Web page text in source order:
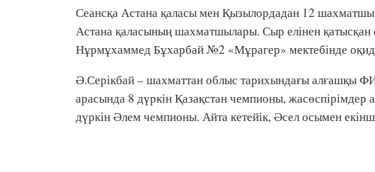
Сеансқа Астана қаласы мен Қызылордадан 12
Астана қаласының шахматшылары. Сыр елінен
Нұрмұхаммед Бұхарбай №2 «Мұрагер» мектебінде
Ә.Серікбай – шахматтан облыс тарихындағы алғашқы
арасында 8 дүркін Қазақстан чемпионы,
дүркін Әлем чемпионы. Айта кетейік, Әсел осымен